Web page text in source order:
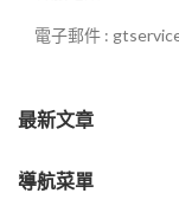
電子郵件 :
最新文章
導航菜單